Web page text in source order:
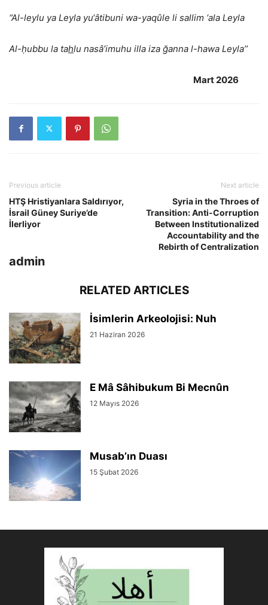
‘’Al-leylu ya Leyla yu‘âtibuni wa-yaqûle li sallim ‘ala Leyla
Al-ḥubbu la tahlu nasâ’imuhu illa iza ğanna l-hawa Leyla’’
Mart 2026
Previous article
HTŞ Hristiyanlara Saldırıyor,
İsrail Güney Suriye’de
İlerliyor
Next article
Syria in the Throes of
Transition: Anti-Corruption
Between Institutionalized
Accountability and the
Rebirth of Centralization
admin
RELATED ARTICLES
İsimlerin Arkeolojisi: Nuh
21 Haziran 2026
E Mâ Sâhibukum Bi Mecnûn
12 Mayıs 2026
Musab’ın Duası
15 Şubat 2026